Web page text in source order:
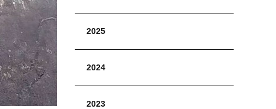
2025
2024
2023